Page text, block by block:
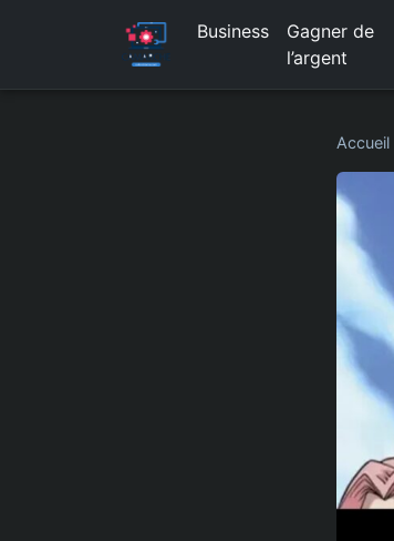
Business
Gagner de
l’argent
Accueil